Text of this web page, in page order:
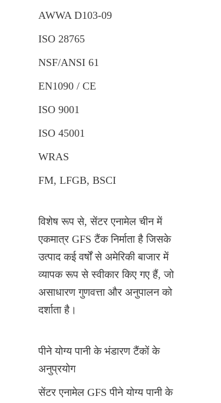
AWWA D103-09
ISO 28765
NSF/ANSI 61
EN1090 / CE
ISO 9001
ISO 45001
WRAS
FM, LFGB, BSCI
विशेष रूप से, सेंटर एनामेल चीन में
एकमात्र GFS टैंक निर्माता है जिसके
उत्पाद कई वर्षों से अमेरिकी बाजार में
व्यापक रूप से स्वीकार किए गए हैं, जो
असाधारण गुणवत्ता और अनुपालन को
दर्शाता है।
पीने योग्य पानी के भंडारण टैंकों के
अनुप्रयोग
सेंटर एनामेल GFS पीने योग्य पानी के